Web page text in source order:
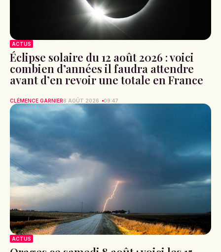
ACTUS
Éclipse solaire du 12 août 2026 : voici
combien d’années il faudra attendre
avant d’en revoir une totale en France
CLÉMENCE GARNIER8 AOÛT 2026 09:47
ACTUS